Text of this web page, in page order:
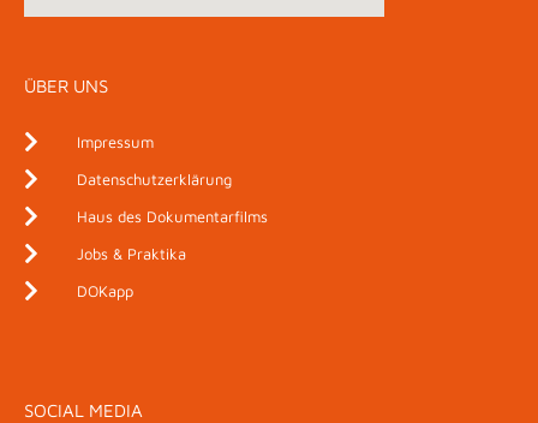
ÜBER UNS
Impressum
Datenschutzerklärung
Haus des Dokumentarfilms
Jobs & Praktika
DOKapp
SOCIAL MEDIA